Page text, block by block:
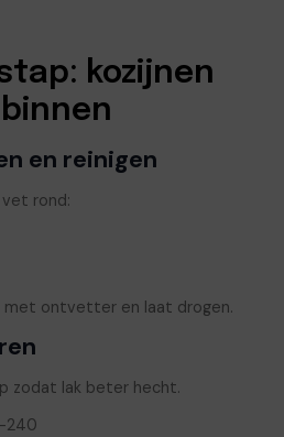
kozijnen
en reinigen
rond:
met ontvetter en laat drogen.
zodat lak beter hecht.